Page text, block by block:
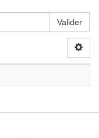
Valider